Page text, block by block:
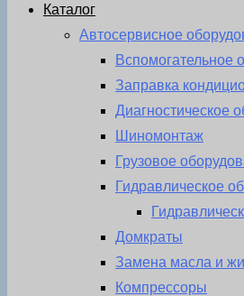
Каталог
Автосервисное
Вспомогательное
Заправка
Диагностическое
Шиномонтаж
Грузовое
Гидравлическое
Домкраты
Замена масла и
Компрессоры